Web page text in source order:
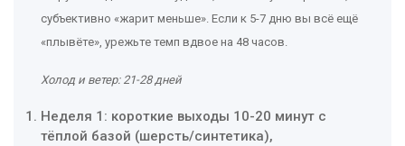
субъективно «жарит меньше». Если к 5-7 дню вы всё ещё
«плывёте», урежьте темп вдвое на 48 часов.
Холод и ветер: 21-28 дней
Неделя 1: короткие выходы 10-20 минут с
тёплой базой (шерсть/синтетика),